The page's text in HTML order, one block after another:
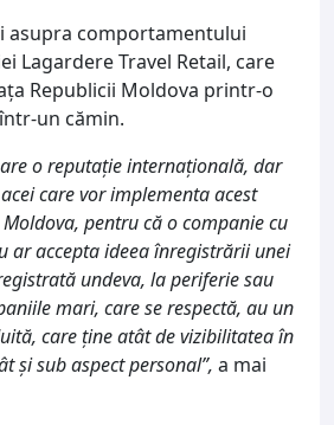
asupra comportamentului
Lagardere Travel Retail, care
Republicii Moldova printr-o
un cămin.
o reputație internațională, dar
care vor implementa acest
pentru că o companie cu
ar accepta ideea înregistrării unei
undeva, la periferie sau
mari, care se respectă, au un
care ține atât de vizibilitatea în
și sub aspect personal”, a mai